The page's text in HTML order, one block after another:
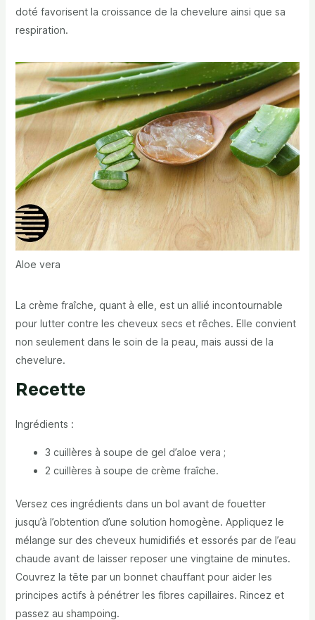
doté favorisent la croissance de la chevelure ainsi que sa
respiration.
Aloe vera
La crème fraîche, quant à elle, est un allié incontournable
pour lutter contre les cheveux secs et rêches. Elle convient
non seulement dans le soin de la peau, mais aussi de la
chevelure.
Recette
Ingrédients :
3 cuillères à soupe de gel d’aloe vera ;
2 cuillères à soupe de crème fraîche.
Versez ces ingrédients dans un bol avant de fouetter
jusqu’à l’obtention d’une solution homogène. Appliquez le
mélange sur des cheveux humidifiés et essorés par de l’eau
chaude avant de laisser reposer une vingtaine de minutes.
Couvrez la tête par un bonnet chauffant pour aider les
principes actifs à pénétrer les fibres capillaires. Rincez et
passez au shampoing.